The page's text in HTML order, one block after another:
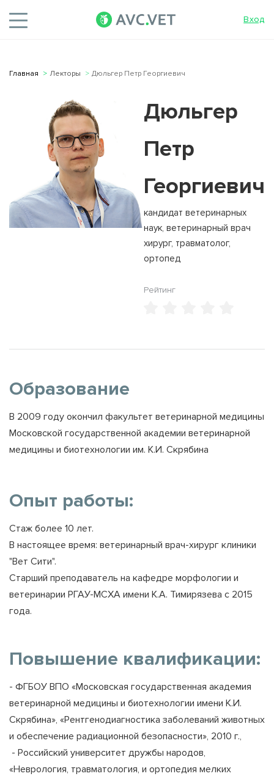
Вход
Главная Лекторы Дюльгер Петр Георгиевич
Дюльгер
Петр
Георгиевич
кандидат ветеринарных
наук, ветеринарный врач
хирург, травматолог,
ортопед
Рейтинг
Образование
В 2009 году окончил факультет ветеринарной медицины
Московской государственной академии ветеринарной
медицины и биотехнологии им. К.И. Скрябина
Опыт работы:
Стаж более 10 лет.
В настоящее время: ветеринарный врач-хирург клиники
"Вет Сити".
Старший преподаватель на кафедре морфологии и
ветеринарии РГАУ-МСХА имени К.А. Тимирязева с 2015
года.
Повышение квалификации:
- ФГБОУ ВПО «Московская государственная академия
ветеринарной медицины и биотехнологии имени К.И.
Скрябина», «Рентгенодиагностика заболеваний животных
и обеспечение радиационной безопасности», 2010 г.,
- Российский университет дружбы народов,
«Неврология, травматология, и ортопедия мелких